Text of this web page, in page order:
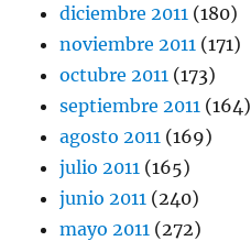
diciembre 2011 (180)
noviembre 2011 (171)
octubre 2011 (173)
septiembre 2011 (164)
agosto 2011 (169)
julio 2011 (165)
junio 2011 (240)
mayo 2011 (272)